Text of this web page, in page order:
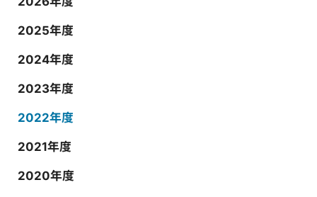
2025年度
2024年度
2023年度
2022年度
2021年度
2020年度